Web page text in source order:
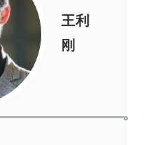
王利
刚